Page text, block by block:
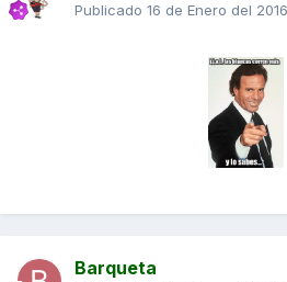
Publicado 16 de Enero del 2016
Barqueta